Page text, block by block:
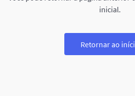
inicial.
Retornar ao